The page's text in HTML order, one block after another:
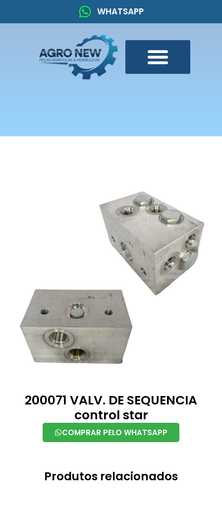
WHATSAPP
200071 VALV. DE SEQUENCIA
control star
COMPRAR PELO WHATSAPP
Produtos relacionados